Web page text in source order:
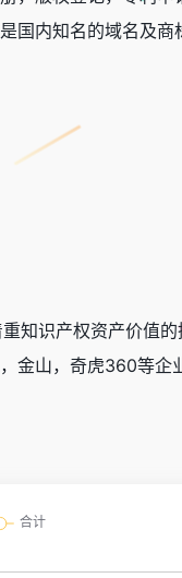
国内知名的域名及商
知识产权资产价值
金山，奇虎360等企